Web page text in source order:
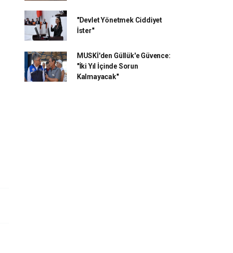
"Devlet Yönetmek Ciddiyet
İster"
MUSKİ'den Güllük'e Güvence:
"İki Yıl İçinde Sorun
Kalmayacak"